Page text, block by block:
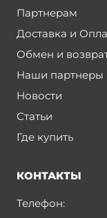
Партнерам
Доставка и
Обмен и
Наши партнеры
Новости
Статьи
Где купить
КОНТАКТЫ
Телефон: